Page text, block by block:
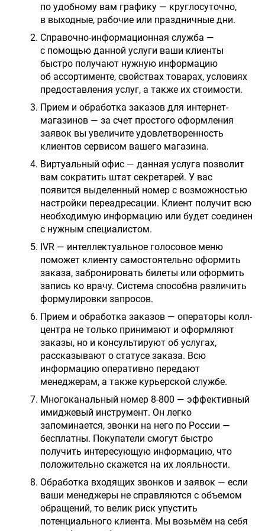
по удобному вам графику — круглосуточно,
в выходные, рабочие или праздничные дни.
Справочно-информационная служба —
с помощью данной услуги ваши клиенты
быстро получают нужную информацию
об ассортименте, свойствах товарах, условиях
предоставления услуг, а также их стоимости.
Прием и обработка заказов для интернет-
магазинов — за счет простого оформления
заявок вы увеличите удовлетворенность
клиентов сервисом вашего магазина.
Виртуальный офис — данная услуга позволит
вам сократить штат секретарей. У вас
появится выделенный номер с возможностью
настройки переадресации. Клиент получит всю
необходимую информацию или будет соединен
с нужным специалистом.
IVR — интеллектуальное голосовое меню
поможет клиенту самостоятельно оформить
заказа, забронировать билеты или оформить
запись ко врачу. Система способна различить
формулировки запросов.
Прием и обработка заказов — операторы колл-
центра не только принимают и оформляют
заказы, но и консультируют об услугах,
рассказывают о статусе заказа. Всю
информацию оперативно передают
менеджерам, а также курьерской службе.
Многоканальный номер 8-800 — эффективный
имиджевый инструмент. Он легко
запоминается, звонки на него по России —
бесплатны. Покупатели смогут быстро
получить интересующую информацию, что
положительно скажется на их лояльности.
Обработка входящих звонков и заявок — если
ваши менеджеры не справляются с объемом
обращений, то велик риск упустить
потенциального клиента. Мы возьмём на себя